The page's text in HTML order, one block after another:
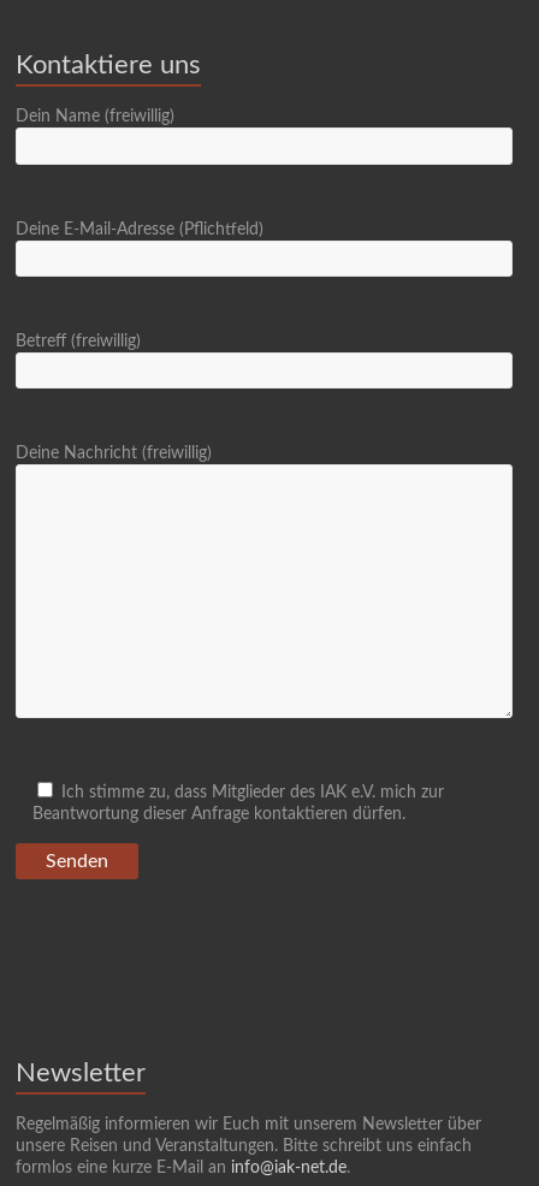
Kontaktiere uns
Dein Name (freiwillig)
Deine E-Mail-Adresse (Pflichtfeld)
Betreff (freiwillig)
Deine Nachricht (freiwillig)
Ich stimme zu, dass Mitglieder des IAK e.V. mich zur
Beantwortung dieser Anfrage kontaktieren dürfen.
Newsletter
Regelmäßig informieren wir Euch mit unserem Newsletter über
unsere Reisen und Veranstaltungen. Bitte schreibt uns einfach
formlos eine kurze E-Mail an info@iak-net.de.